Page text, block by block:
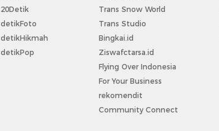
20Detik
detikFoto
detikHikmah
detikPop
Trans Snow World
Trans Studio
Bingkai.id
Ziswafctarsa.id
Flying Over Indonesia
For Your Business
rekomendit
Community Connect